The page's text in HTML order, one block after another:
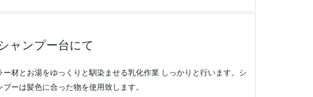
ャンプー台にて
ー材とお湯をゆっくりと馴染ませる乳化作業 しっかりと行います。シ
プーは髪色に合った物を使用致します。